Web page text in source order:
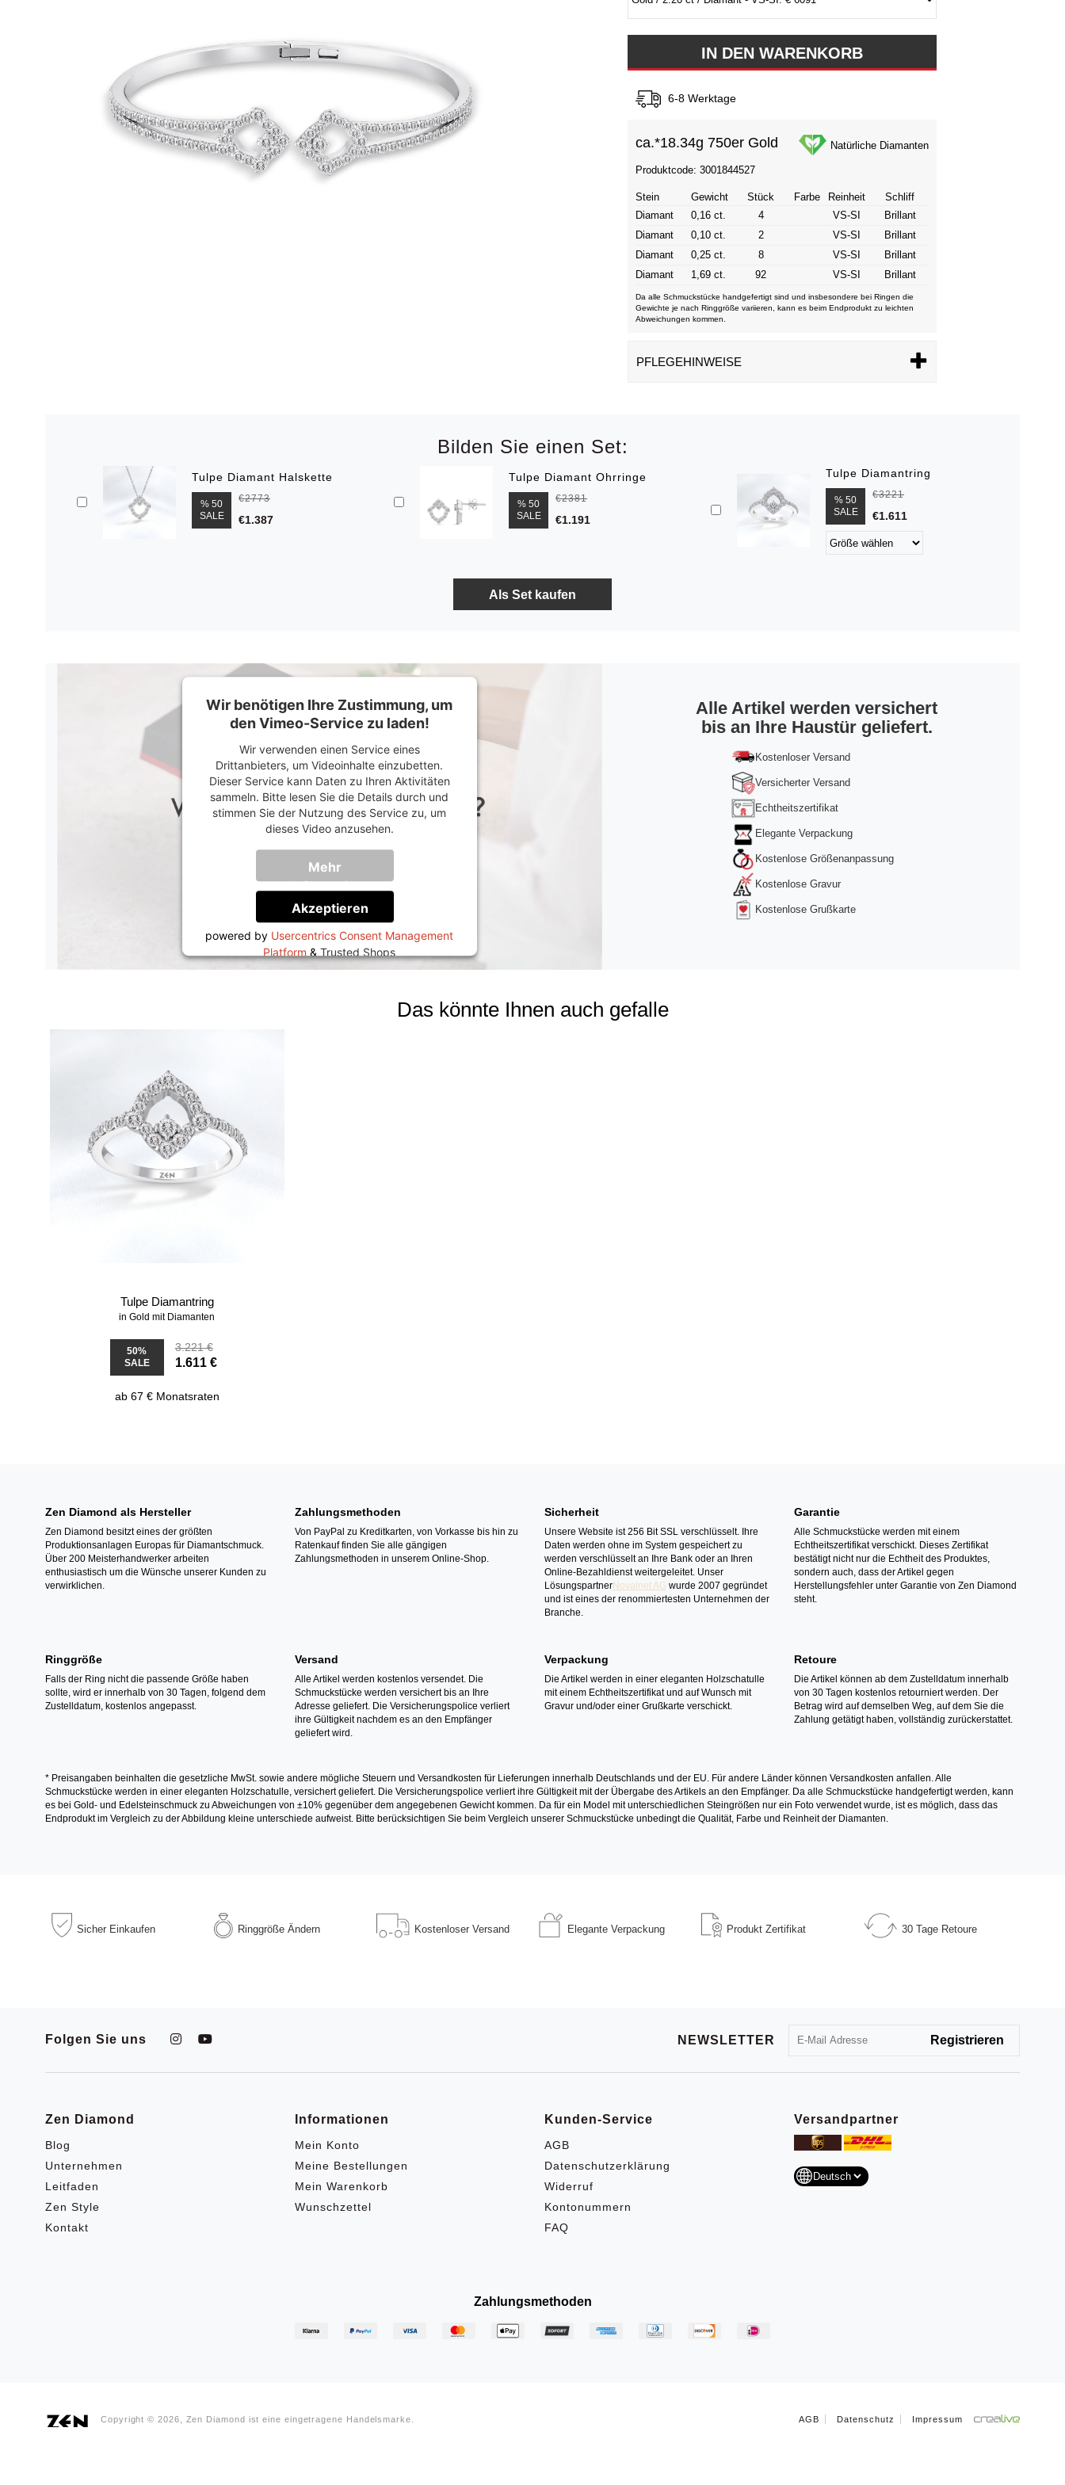
6-8 Werktage
ca.*18.34g 750er Gold Natürliche Diamanten
Produktcode: 3001844527
Stein Gewicht Stück Farbe Reinheit
Schliff
Diamant
0,16 ct. 4 VS-SI
Brillant
Diamant
0,10 ct. 2 VS-SI
Brillant
Diamant
0,25 ct. 8 VS-SI
Brillant
Diamant
1,69 ct. 92 VS-SI Brillant
Da alle Schmuckstücke handgefertigt sind und insbesondere bei Ringen die
Gewichte je nach Ringgröße variieren, kann es beim Endprodukt zu leichten
Abweichungen kommen.
PFLEGEHINWEISE
Bilden Sie einen Set:
Tulpe Diamant Halskette
% 50
SALE
€2773
€1.387
Tulpe Diamant Ohrringe
% 50
SALE
€2381
€1.191
Tulpe Diamantring
% 50
SALE
€3221
€1.611
Wir benötigen Ihre Zustimmung, um
den Vimeo-Service zu laden!
Wir verwenden einen Service eines
Drittanbieters, um Videoinhalte einzubetten.
Dieser Service kann Daten zu Ihren Aktivitäten
sammeln. Bitte lesen Sie die Details durch und
stimmen Sie der Nutzung des Service zu, um
dieses Video anzusehen.
Mehr
Informationen
Akzeptieren
powered by Usercentrics Consent Management
Platform&Trusted Shops
Alle Artikel werden versichert
bis an Ihre Haustür geliefert.
Kostenloser Versand
Versicherter Versand
Echtheitszertifikat
Elegante Verpackung
Kostenlose Größenanpassung
Kostenlose Gravur
Kostenlose Grußkarte
Das könnte Ihnen auch gefalle
Tulpe Diamantring
in Gold mit Diamanten
50%
SALE
3.221 €
1.611 €
ab 67 € Monatsraten
Zen Diamond als Hersteller
Zen Diamond besitzt eines der größten
Produktionsanlagen Europas für Diamantschmuck.
Über 200 Meisterhandwerker arbeiten
enthusiastisch um die Wünsche unserer Kunden zu
verwirklichen.
Zahlungsmethoden
Von PayPal zu Kreditkarten, von Vorkasse bis hin zu
Ratenkauf finden Sie alle gängigen
Zahlungsmethoden in unserem Online-Shop.
Sicherheit
Unsere Website ist 256 Bit SSL verschlüsselt. Ihre
Daten werden ohne im System gespeichert zu
werden verschlüsselt an Ihre Bank oder an Ihren
Online-Bezahldienst weitergeleitet. Unser
LösungspartnerNovalnet AG wurde 2007 gegründet
und ist eines der renommiertesten Unternehmen der
Branche.
Garantie
Alle Schmuckstücke werden mit einem
Echtheitszertifikat verschickt. Dieses Zertifikat
bestätigt nicht nur die Echtheit des Produktes,
sondern auch, dass der Artikel gegen
Herstellungsfehler unter Garantie von Zen Diamond
steht.
Ringgröße
Falls der Ring nicht die passende Größe haben
sollte, wird er innerhalb von 30 Tagen, folgend dem
Zustelldatum, kostenlos angepasst.
Versand
Alle Artikel werden kostenlos versendet. Die
Schmuckstücke werden versichert bis an Ihre
Adresse geliefert. Die Versicherungspolice verliert
ihre Gültigkeit nachdem es an den Empfänger
geliefert wird.
Verpackung
Die Artikel werden in einer eleganten Holzschatulle
mit einem Echtheitszertifikat und auf Wunsch mit
Gravur und/oder einer Grußkarte verschickt.
Retoure
Die Artikel können ab dem Zustelldatum innerhalb
von 30 Tagen kostenlos retourniert werden. Der
Betrag wird auf demselben Weg, auf dem Sie die
Zahlung getätigt haben, vollständig zurückerstattet.
* Preisangaben beinhalten die gesetzliche MwSt. sowie andere mögliche Steuern und Versandkosten für Lieferungen innerhalb Deutschlands und der EU. Für andere Länder können Versandkosten anfallen. Alle
Schmuckstücke werden in einer eleganten Holzschatulle, versichert geliefert. Die Versicherungspolice verliert ihre Gültigkeit mit der Übergabe des Artikels an den Empfänger. Da alle Schmuckstücke handgefertigt werden, kann
es bei Gold- und Edelsteinschmuck zu Abweichungen von ±10% gegenüber dem angegebenen Gewicht kommen. Da für ein Model mit unterschiedlichen Steingrößen nur ein Foto verwendet wurde, ist es möglich, dass das
Endprodukt im Vergleich zu der Abbildung kleine unterschiede aufweist. Bitte berücksichtigen Sie beim Vergleich unserer Schmuckstücke unbedingt die Qualität, Farbe und Reinheit der Diamanten.
Sicher Einkaufen RinggrößeÄndern Kostenloser Versand Elegante Verpackung Produkt Zertifikat 30 Tage Retoure
Folgen Sie uns NEWSLETTER
Zen Diamond
Blog
Unternehmen
Leitfaden
Zen Style
Kontakt
Informationen
Mein Konto
Meine Bestellungen
Mein Warenkorb
Wunschzettel
Kunden-Service
AGB
Datenschutzerklärung
Widerruf
Kontonummern
FAQ
Versandpartner
Zahlungsmethoden
Copyright © 2026, Zen Diamond ist eine eingetragene Handelsmarke. AGB Datenschutz Impressum